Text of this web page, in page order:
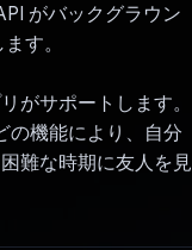
がバックグラウン
す。
がサポートします。
の機能により、自分
難な時期に友人を見